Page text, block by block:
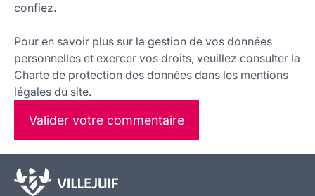
confiez.
Pour en savoir plus sur la gestion de vos données
personnelles et exercer vos droits, veuillez consulter la
Charte de protection des données dans les mentions
légales du site.
Valider votre commentaire